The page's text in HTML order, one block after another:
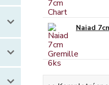
Naiad